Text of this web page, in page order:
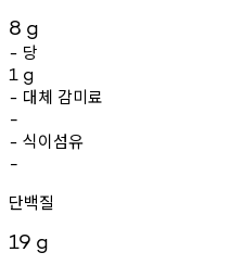
8 g
- 당
1 g
- 대체 감미료
-
- 식이섬유
-
단백질
19 g